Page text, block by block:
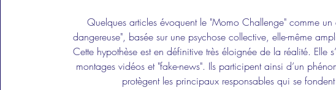
Quelques articles évoquent le "Momo Challenge" comme
dangereuse", basée sur une psychose collective, elle-même
Cette hypothèse est en définitive très éloignée de la réalité. Elle
montages vidéos et "fake-news". Ils participent ainsi d’un
protègent les principaux responsables qui se